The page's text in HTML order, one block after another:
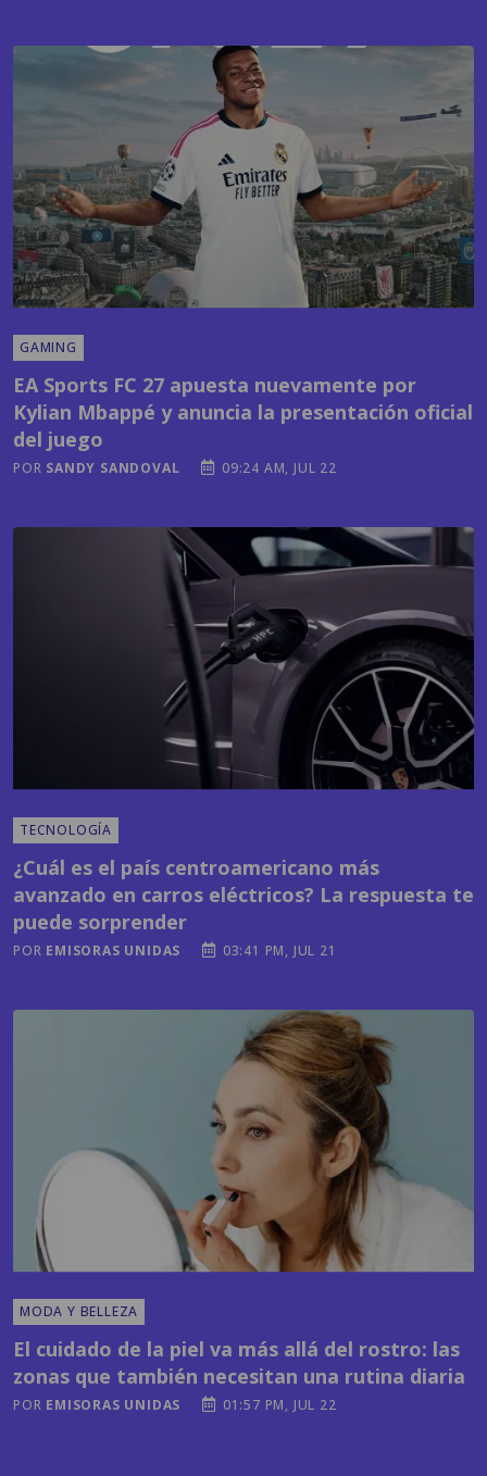
GAMING
Kylian Mbappé y anuncia la presentación oficial
del juego
PORSANDY SANDOVAL 09:24 AM, JUL 22
avanzado en carros eléctricos? La respuesta te
puede sorprender
EMISORAS UNIDAS 03:41 PM, JUL 21
MODA Y BELLEZA
zonas que también necesitan una rutina diaria
POR EMISORAS UNIDAS 01:57 PM, JUL 22